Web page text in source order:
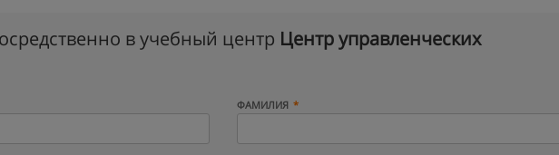
в учебный центр Центр управленческих
ФАМИЛИЯ